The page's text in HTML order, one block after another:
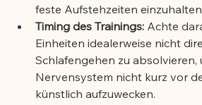
feste Aufstehzeiten
Timing des Trainings: Achte
Einheiten idealerweise nicht
Schlafengehen zu absolvieren,
Nervensystem nicht kurz vor
künstlich aufzuwecken.